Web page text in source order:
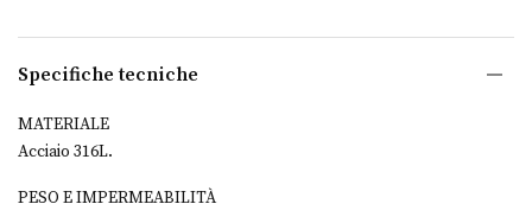
Specifiche tecniche
MATERIALE
Acciaio 316L.
PESO E IMPERMEABILITÀ